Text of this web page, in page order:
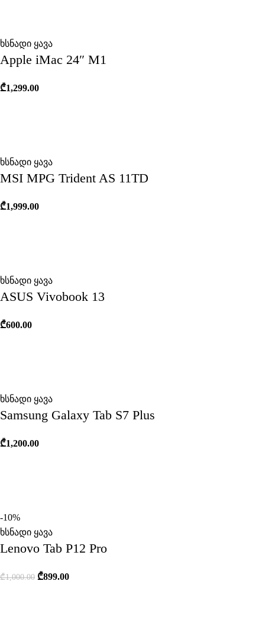
ხსნადი ყავა
Apple iMac 24″ M1
₾1,299.00
ხსნადი ყავა
MSI MPG Trident AS 11TD
₾1,999.00
ხსნადი ყავა
ASUS Vivobook 13
₾600.00
ხსნადი ყავა
Samsung Galaxy Tab S7 Plus
₾1,200.00
-10%
ხსნადი ყავა
Lenovo Tab P12 Pro
₾1,000.00 ₾899.00